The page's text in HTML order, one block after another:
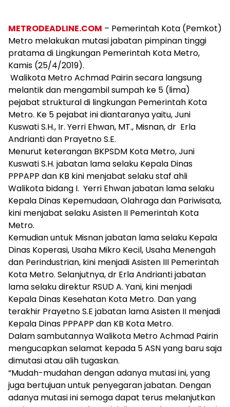
METRODEADLINE.COM – Pemerintah Kota (Pemkot)
Metro melakukan mutasi jabatan pimpinan tinggi
pratama di Lingkungan Pemerintah Kota Metro,
Kamis (25/4/2019).
Walikota Metro Achmad Pairin secara langsung
melantik dan mengambil sumpah ke 5 (lima)
pejabat struktural di lingkungan Pemerintah Kota
Metro. Ke 5 pejabat ini diantaranya yaitu, Juni
Kuswati S.H., Ir. Yerri Ehwan, MT., Misnan, dr Erla
Andrianti dan Prayetno S.E.
Menurut keterangan BKPSDM Kota Metro, Juni
Kuswati S.H. jabatan lama selaku Kepala Dinas
PPPAPP dan KB kini menjabat selaku staf ahli
Walikota bidang I. Yerri Ehwan jabatan lama selaku
Kepala Dinas Kepemudaan, Olahraga dan Pariwisata,
kini menjabat selaku Asisten II Pemerintah Kota
Metro.
Kemudian untuk Misnan jabatan lama selaku Kepala
Dinas Koperasi, Usaha Mikro Kecil, Usaha Menengah
dan Perindustrian, kini menjadi Asisten III Pemerintah
Kota Metro. Selanjutnya, dr Erla Andrianti jabatan
lama selaku direktur RSUD A. Yani, kini menjadi
Kepala Dinas Kesehatan Kota Metro. Dan yang
terakhir Prayetno S.E jabatan lama Asisten II menjadi
Kepala Dinas PPPAPP dan KB Kota Metro.
Dalam sambutannya Walikota Metro Achmad Pairin
mengucapkan selamat kepada 5 ASN yang baru saja
dimutasi atau alih tugaskan.
“Mudah-mudahan dengan adanya mutasi ini, yang
juga bertujuan untuk penyegaran jabatan. Dengan
adanya mutasi ini semoga dapat terus melanjutkan